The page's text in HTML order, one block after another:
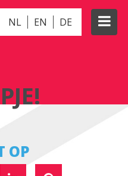
NL EN DE
OP